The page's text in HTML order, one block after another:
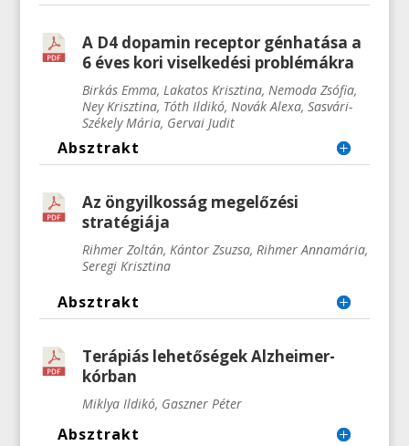
A D4 dopamin receptor génhatása a
6 éves kori viselkedési problémákra
Birkás Emma, Lakatos Krisztina, Nemoda Zsófia,
Ney Krisztina, Tóth Ildikó, Novák Alexa, Sasvári-
Székely Mária, Gervai Judit
Absztrakt
Az öngyilkosság megelőzési
stratégiája
Rihmer Zoltán, Kántor Zsuzsa, Rihmer Annamária,
Seregi Krisztina
Absztrakt
Terápiás lehetőségek Alzheimer-
kórban
Miklya Ildikó, Gaszner Péter
Absztrakt